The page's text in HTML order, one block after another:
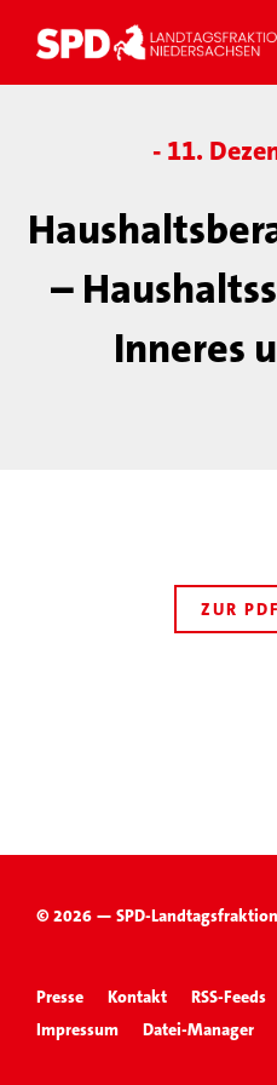
- 11.
–
Inneres
ZUR
© 2026 — SPD-
Presse Kontakt RSS-Feeds
Impressum
Datei-Manager